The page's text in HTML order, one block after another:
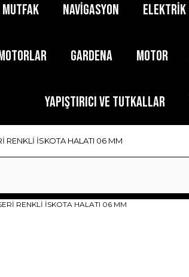
NAVİGASYON ELEKTRİK
GARDENA MOTOR
YAPIŞTIRICI ve TUTKALLAR
RENKLİ İSKOTA HALATI 06 MM